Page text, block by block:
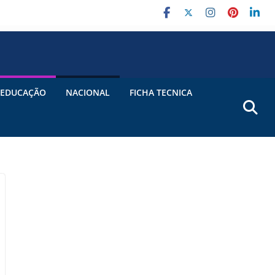
EDUCAÇÃO NACIONAL FICHA TECNICA